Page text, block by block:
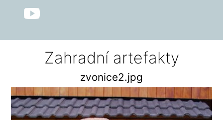
Zahradní artefakty
zvonice2.jpg